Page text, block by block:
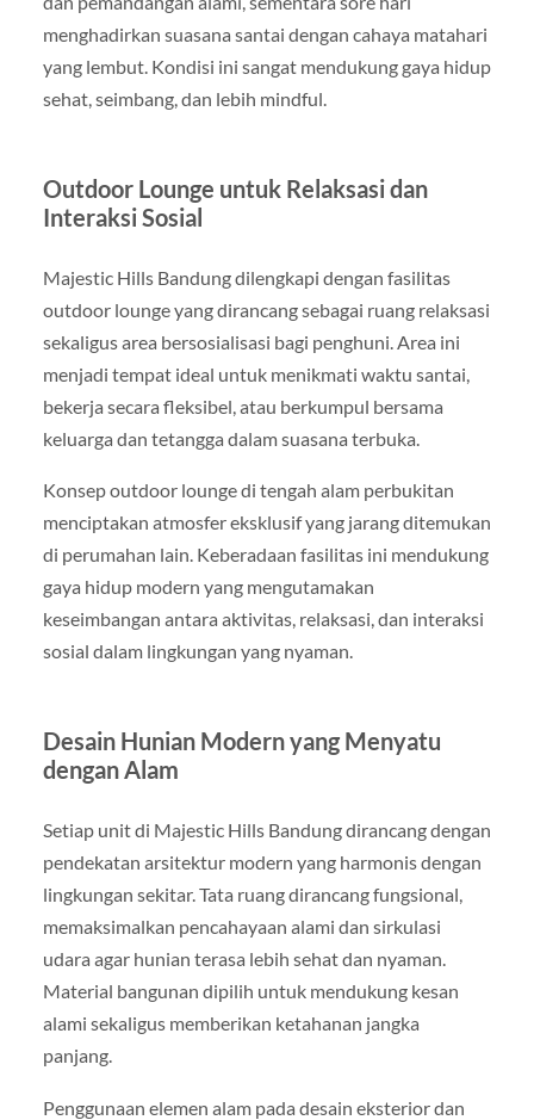
menghadirkan suasana santai dengan cahaya matahari
yang lembut. Kondisi ini sangat mendukung gaya hidup
sehat, seimbang, dan lebih mindful.
Outdoor Lounge untuk Relaksasi dan
Interaksi Sosial
Majestic Hills Bandung dilengkapi dengan fasilitas
outdoor lounge yang dirancang sebagai ruang relaksasi
sekaligus area bersosialisasi bagi penghuni. Area ini
menjadi tempat ideal untuk menikmati waktu santai,
bekerja secara fleksibel, atau berkumpul bersama
keluarga dan tetangga dalam suasana terbuka.
Konsep outdoor lounge di tengah alam perbukitan
menciptakan atmosfer eksklusif yang jarang ditemukan
di perumahan lain. Keberadaan fasilitas ini mendukung
gaya hidup modern yang mengutamakan
keseimbangan antara aktivitas, relaksasi, dan interaksi
sosial dalam lingkungan yang nyaman.
Desain Hunian Modern yang Menyatu
dengan Alam
Setiap unit di Majestic Hills Bandung dirancang dengan
pendekatan arsitektur modern yang harmonis dengan
lingkungan sekitar. Tata ruang dirancang fungsional,
memaksimalkan pencahayaan alami dan sirkulasi
udara agar hunian terasa lebih sehat dan nyaman.
Material bangunan dipilih untuk mendukung kesan
alami sekaligus memberikan ketahanan jangka
panjang.
Penggunaan elemen alam pada desain eksterior dan